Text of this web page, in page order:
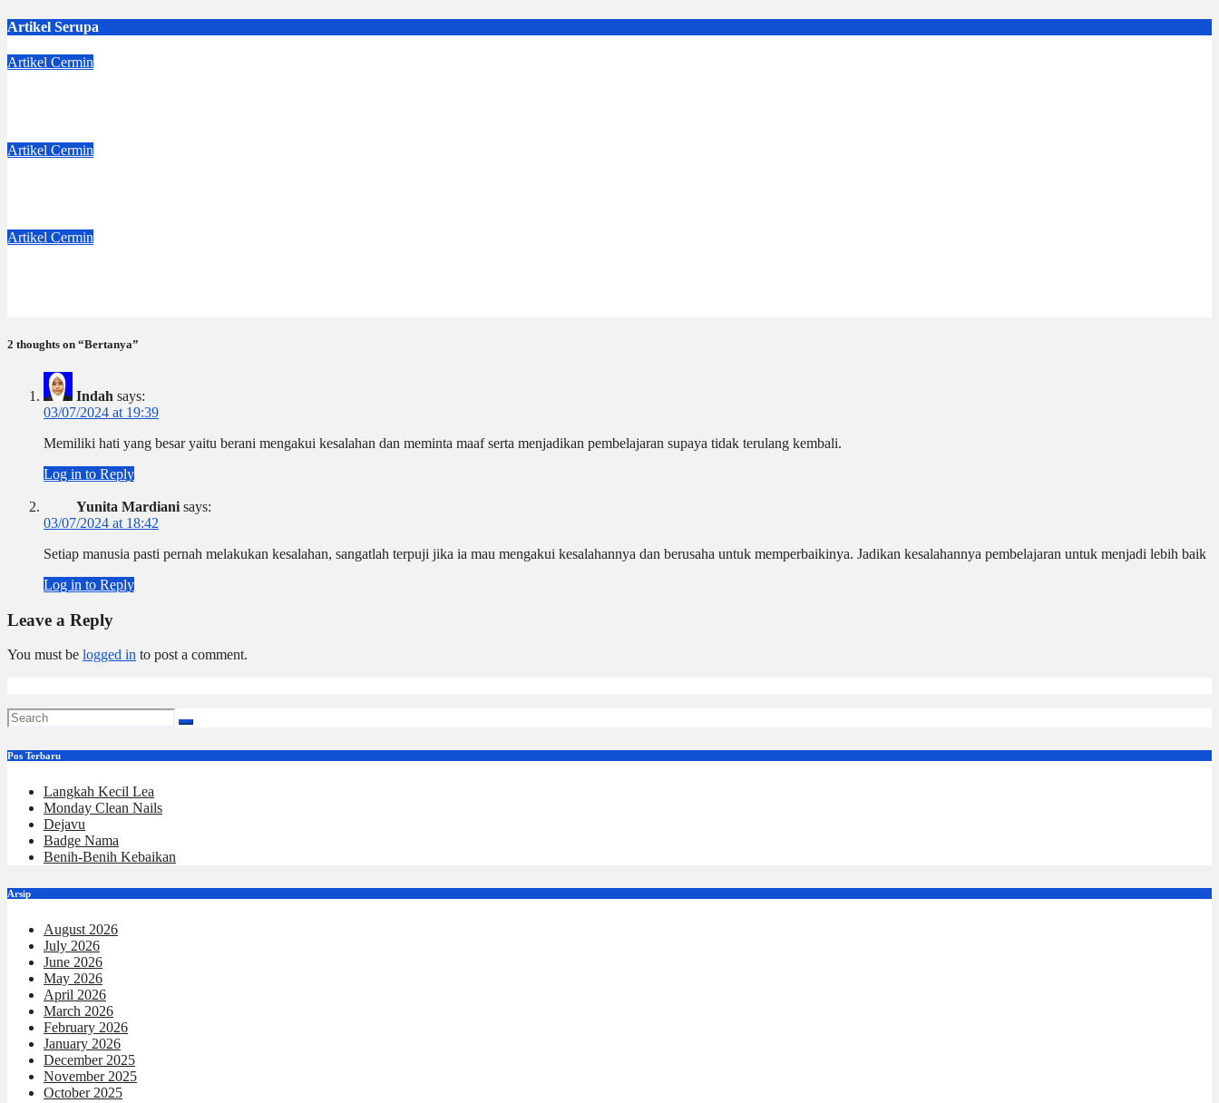
Artikel Serupa
Artikel Cermin
Artikel Cermin
Artikel Cermin
2 thoughts on “Bertanya”
Indah says:
03/07/2024 at 19:39
Memiliki hati yang besar yaitu berani mengakui kesalahan dan meminta maaf serta menjadikan pembelajaran supaya tidak terulang kembali.
Log in to Reply
Yunita Mardiani says:
03/07/2024 at 18:42
Setiap manusia pasti pernah melakukan kesalahan, sangatlah terpuji jika ia mau mengakui kesalahannya dan berusaha untuk memperbaikinya. Jadikan kesalahannya pembelajaran untuk menjadi lebih baik
Log in to Reply
Leave a Reply
You must be logged in to post a comment.
Pos Terbaru
Langkah Kecil Lea
Monday Clean Nails
Dejavu
Badge Nama
Benih-Benih Kebaikan
Arsip
August 2026
July 2026
June 2026
May 2026
April 2026
March 2026
February 2026
January 2026
December 2025
November 2025
October 2025